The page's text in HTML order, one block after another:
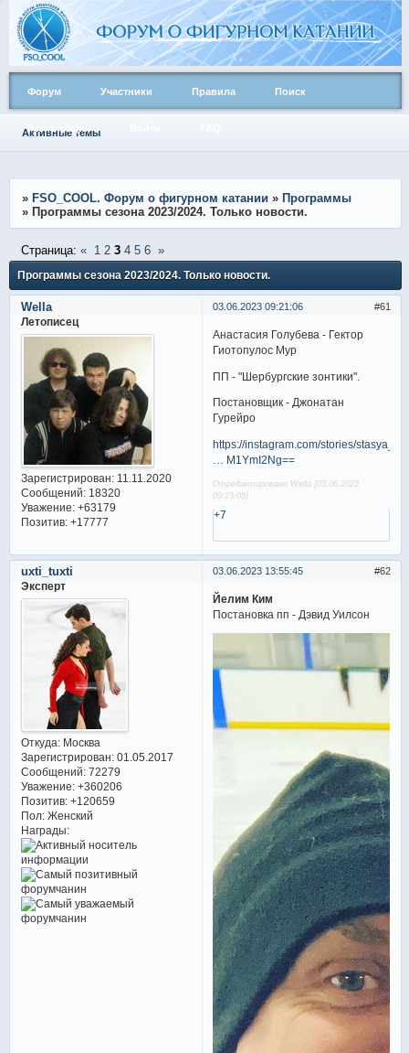
Форум Участники Правила Поиск
Активные темы
» FSO_COOL. Форум о фигурном катании » Программы
» Программы сезона 2023/2024. Только новости.
Программы сезона 2023/2024. Только новости.
Страница: « 1 2 3 4 5 6 »
61
03.06.2023 09:21:06
Wella
Летописец
Зарегистрирован: 11.11.2020
Сообщений:18320
Уважение: +63179
Позитив: +17777
Анастасия Голубева - Гектор
Гиотопулос Мур
ПП - "Шербургские зонтики".
Постановщик - Джонатан
Гурейро
https://instagram.com/stories/stasya_go
… M1YmI2Ng==
Отредактировано Wella (03.06.2023
09:23:05)
+7
62
03.06.2023 13:55:45
uxti_tuxti
Эксперт
Откуда:Москва
Зарегистрирован: 01.05.2017
Сообщений:72279
Уважение: +360206
Позитив: +120659
Пол:Женский
Награды:
Йелим Ким
Постановка пп - Дэвид Уилсон